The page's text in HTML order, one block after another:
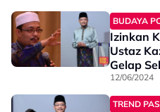
BUDAYA
Izinkan
Ustaz
Gelap
Berlakon
12/06/2024
TREND